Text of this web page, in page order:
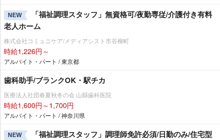
NEW
「福祉調理スタッフ」無資格可/夜勤専従/介護付き有料
老人ホーム
株式会社コミュニケア/メディアシスト市谷柳町
時給1,226円～
アルバイト・パート / 東京都
歯科助手/ブランクOK・駅チカ
医療法人社団春夏秋冬の会 山縣歯科医院
時給1,600円～1,700円
アルバイト・パート / 神奈川県
NEW
「福祉調理スタッフ」調理師免許必須/日勤のみ/住宅型